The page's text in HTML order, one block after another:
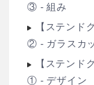
③ - 組み
【ステンド
② - ガラスカ
【ステンド
① - デザイン